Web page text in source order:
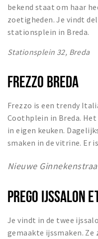
bekend staat om haar
zoetigheden. Je vindt
stationsplein in Breda.
Stationsplein 32, Breda
FREZZO BREDA
Frezzo is een trendy
Coothplein in Breda.
in eigen keuken.
smaken in de vitrine. Er
Nieuwe
PREGO IJSSALON
Je vindt in de twee
gemaakte ijssmaken.